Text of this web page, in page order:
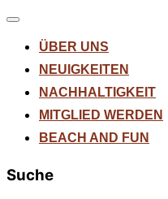
Navigation
umschalten
ÜBER UNS
NEUIGKEITEN
NACHHALTIGKEIT
MITGLIED WERDEN
BEACH AND FUN
Suche